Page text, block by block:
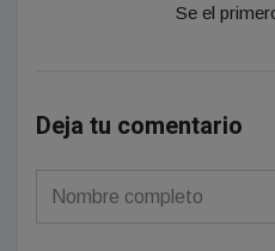
Se el
Deja tu comentario